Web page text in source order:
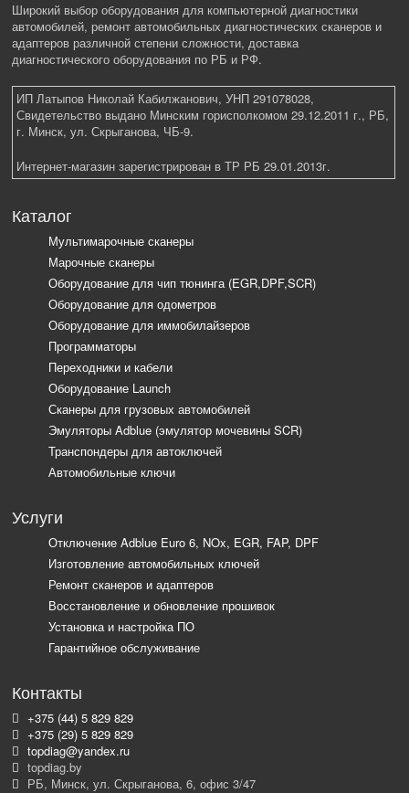
Широкий выбор оборудования для компьютерной диагностики
автомобилей, ремонт автомобильных диагностических сканеров и
адаптеров различной степени сложности, доставка
диагностического оборудования по РБ и РФ.
ИП Латыпов Николай Кабилжанович, УНП 291078028,
Свидетельство выдано Минским горисполкомом 29.12.2011 г., РБ,
г. Минск, ул. Скрыганова, ЧБ-9.
Интернет-магазин зарегистрирован в ТР РБ 29.01.2013г.
Каталог
Мультимарочные сканеры
Марочные сканеры
Оборудование для чип тюнинга (EGR,DPF,SCR)
Оборудование для одометров
Оборудование для иммобилайзеров
Программаторы
Переходники и кабели
Оборудование Launch
Сканеры для грузовых автомобилей
Эмуляторы Adblue (эмулятор мочевины SCR)
Транспондеры для автоключей
Автомобильные ключи
Услуги
Отключение Adblue Euro 6, NOx, EGR, FAP, DPF
Изготовление автомобильных ключей
Ремонт сканеров и адаптеров
Восстановление и обновление прошивок
Установка и настройка ПО
Гарантийное обслуживание
Контакты
+375 (44) 5 829 829
+375 (29) 5 829 829
topdiag@yandex.ru
topdiag.by
РБ, Минск, ул. Скрыганова, 6, офис 3/47